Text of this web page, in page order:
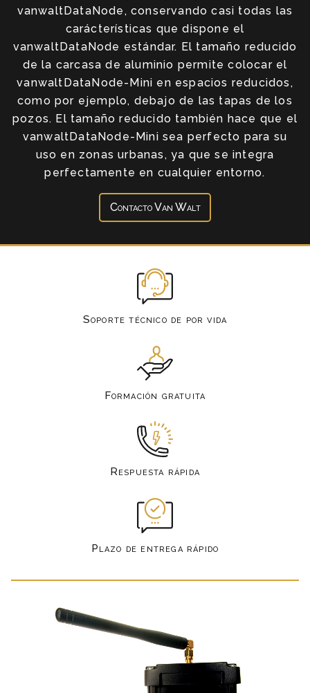
vanwaltDataNode, conservando casi todas las
carácterísticas que dispone el
vanwaltDataNode estándar. El tamaño reducido
de la carcasa de aluminio permite colocar el
vanwaltDataNode-Mini en espacios reducidos,
como por ejemplo, debajo de las tapas de los
pozos. El tamaño reducido también hace que el
vanwaltDataNode-Mini sea perfecto para su
uso en zonas urbanas, ya que se integra
perfectamente en cualquier entorno.
Contacto Van Walt
Soporte técnico de por vida
Formación gratuita
Respuesta rápida
Plazo de entrega rápido